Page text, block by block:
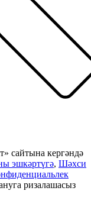
сайтына кергәндә
эшкәртүгә, Шәхси
ризалашасыз